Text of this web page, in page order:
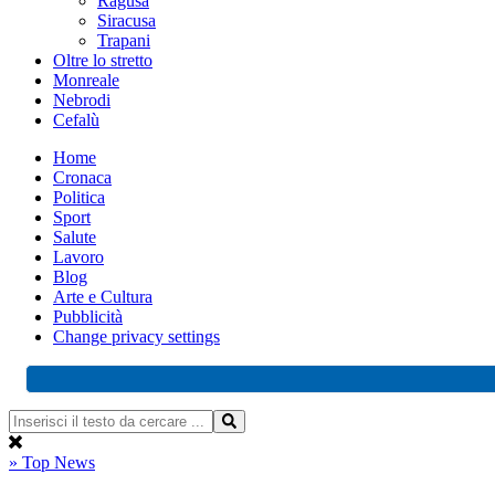
Siracusa
Trapani
Oltre lo stretto
Monreale
Nebrodi
Cefalù
Home
Cronaca
Politica
Sport
Salute
Lavoro
Blog
Arte e Cultura
Pubblicità
Change privacy settings
» Top News